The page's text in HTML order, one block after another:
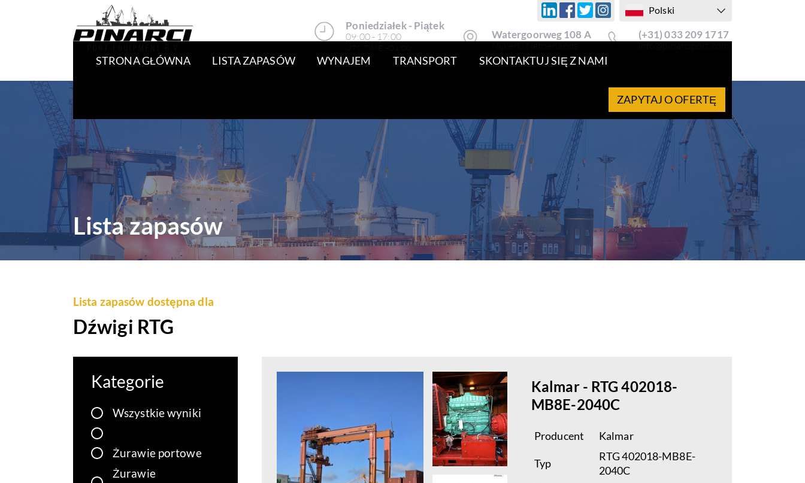
Polski
Poniedziałek - Piątek
09:00 - 17:00 Watergoorweg 108 A
Nijkerk, Netherlands
(+31) 033 209 1717
info@pinarciport.com
STRONA GŁÓWNA LISTA ZAPASÓW WYNAJEM TRANSPORT SKONTAKTUJ SIĘ Z NAMI
ZAPYTAJ O OFERTĘ
Lista zapasów
Lista zapasów dostępna dla
Dźwigi RTG
Kategorie
Wszystkie wyniki
Żurawie portowe
Żurawie
Kalmar - RTG 402018-
MB8E-2040C
Producent Kalmar
Typ
RTG 402018-MB8E-
2040C